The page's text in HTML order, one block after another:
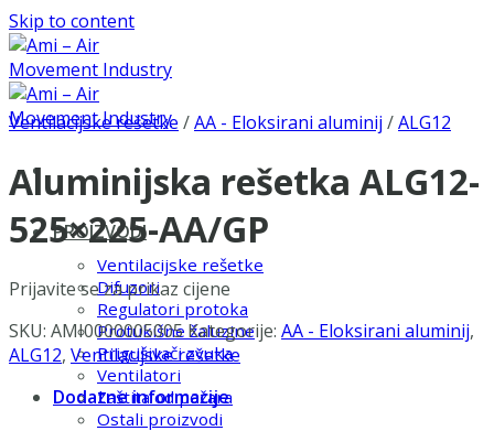
Skip to content
PROIZVODI
Ventilacijske rešetke
Difuzori
Regulatori protoka
Protukišne žaluzine
Prigušivači zvuka
Ventilatori
Zaštita od požara
Ostali proizvodi
Ventilacijske rešetke /AA - Eloksirani aluminij /ALG12
Aluminijska rešetka ALG12-
525×225-AA/GP
Prijavite se za prikaz cijene
SKU: AMI0000005005 Kategorije: AA - Eloksirani aluminij,
ALG12, Ventilacijske rešetke
Dodatne informacije